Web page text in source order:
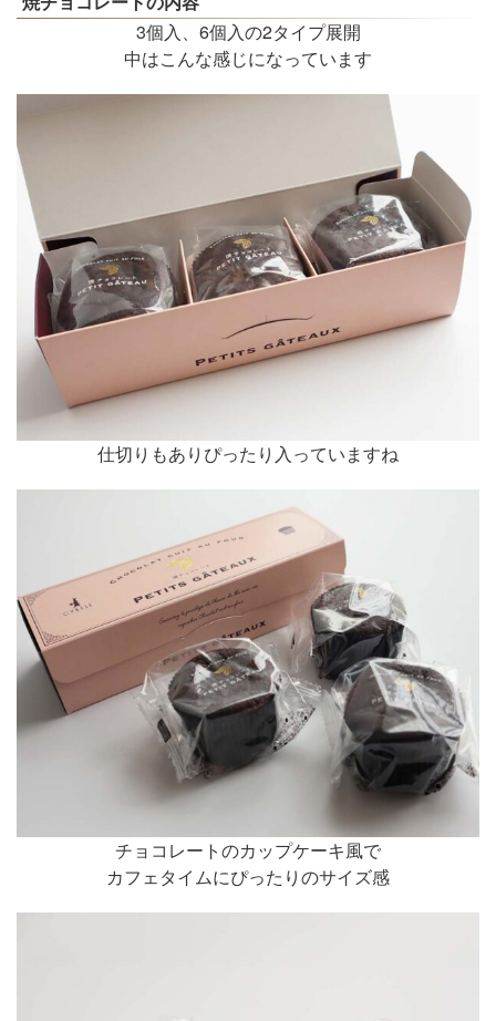
3個入、6個入の2タイプ展開
中はこんな感じになっています
仕切りもありぴったり入っていますね
チョコレートのカップケーキ風で
カフェタイムにぴったりのサイズ感